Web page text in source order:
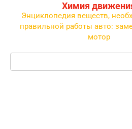
Химия
Энциклопедия веществ,
правильной работы авто:
мотор
Поиск: